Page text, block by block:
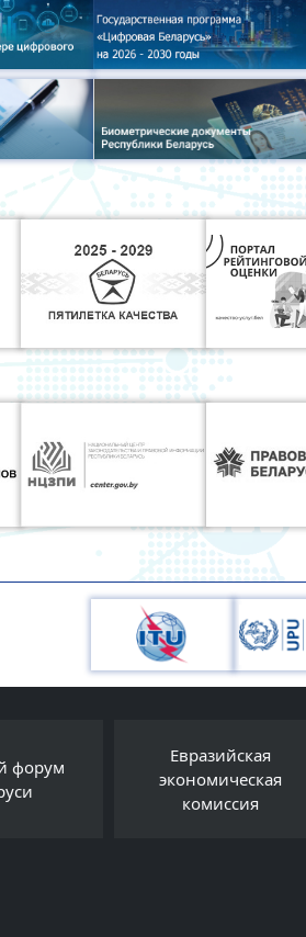
Евразийская
экономическая
комиссия